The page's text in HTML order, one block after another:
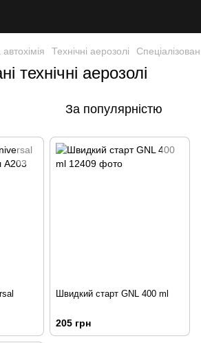
Технічні аерозолі
технічні аерозолі
За популярністю
Швидкий старт GNL 400 ml
205 грн